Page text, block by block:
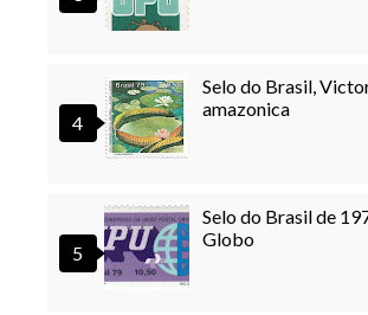
Selo do Brasil,
amazonica
Selo do Brasil de
Globo